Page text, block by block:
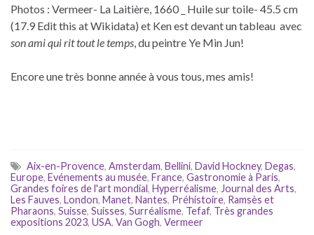
Photos : Vermeer- La Laitière, 1660 _ Huile sur toile- 45.5 cm
(17.9 Edit this at Wikidata) et Ken est devant un tableau avec
son ami qui rit tout le temps, du peintre Ye Min Jun!
Encore une très bonne année à vous tous, mes amis!
Aix-en-Provence, Amsterdam, Bellini, David Hockney, Degas,
Europe, Evénements au musée, France, Gastronomie à Paris,
Grandes foires de l'art mondial, Hyperréalisme, Journal des Arts,
Les Fauves, London, Manet, Nantes, Préhistoire, Ramsès et
Pharaons, Suisse, Suisses, Surréalisme, Tefaf, Très grandes
expositions 2023, USA, Van Gogh, Vermeer